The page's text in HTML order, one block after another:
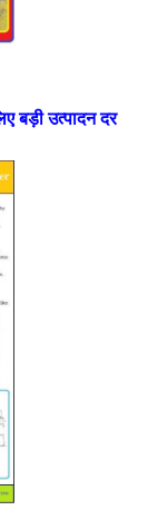
बड़ी उत्पादन दर